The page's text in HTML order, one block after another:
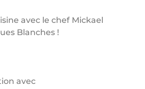
avec le chef Mickael
Blanches !
avec